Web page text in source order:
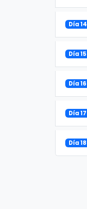
Día 14
Día 15
Día 16
Día 17
Día 18